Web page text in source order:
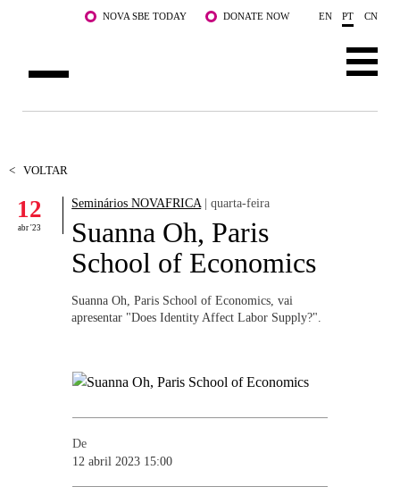
Saltar para o conteúdo principalNOVA SBE TODAY DONATE NOW EN PT CN
DOCENTES E INVESTIGAÇÃO
COMUNIDADE
WHAT'S HAPPENING
< VOLTAR
12
abr '23
Seminários NOVAFRICA| quarta-feira
Suanna Oh, Paris
School of Economics
Suanna Oh, Paris School of Economics, vai
apresentar "Does Identity Affect Labor Supply?".
De
12 abril 2023 15:00